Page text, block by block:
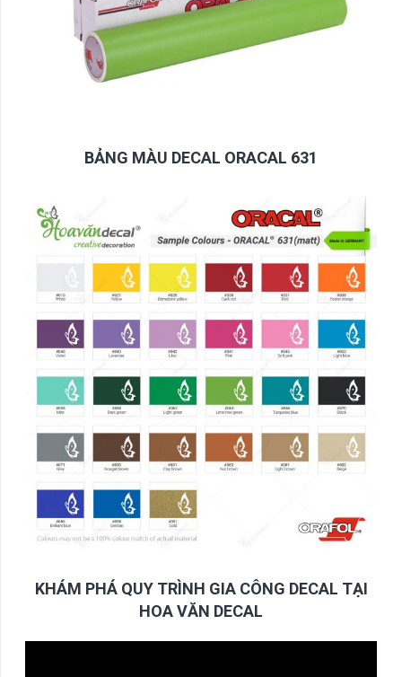
BẢNG MÀU DECAL ORACAL 631
KHÁM PHÁ QUY TRÌNH GIA CÔNG DECAL TẠI
HOA VĂN DECAL